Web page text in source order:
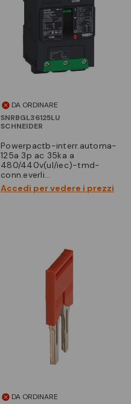
DA ORDINARE
SNRBGL36125LU
SCHNEIDER
powerpactb-interr.automa-
125a 3p ac 35ka a
480/440v(ul/iec)-tmd-
conn.everli…
Accedi per vedere i prezzi
DA ORDINARE